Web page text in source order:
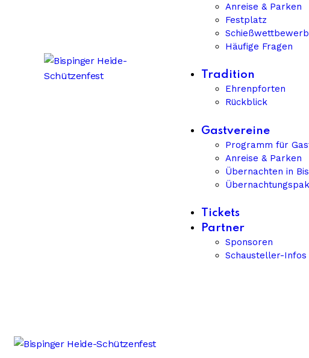
Anreise & Parken
Festplatz
Häufige Fragen
Tradition
Ehrenpforten
Rückblick
Gastvereine
Programm für
Anreise & Parken
Übernachten in
Tickets
Partner
Sponsoren
Schausteller-Infos